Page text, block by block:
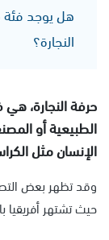
هل يوجد
النجارة؟
حرفة النجارة،
الطبيعية أو
الإنسان مثل
وقد تظهر بعض
حيث تشتهر أفريقيا